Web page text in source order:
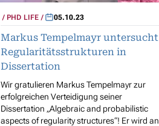
PHD LIFE 05.10.23
Markus Tempelmayr untersucht
Regularitätsstrukturen in
Dissertation
Wir gratulieren Markus Tempelmayr zur
erfolgreichen Verteidigung seiner
Dissertation „Algebraic and probabilistic
aspects of regularity structures“! Er wird an